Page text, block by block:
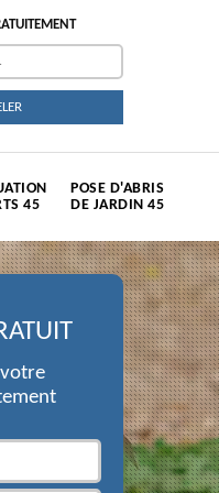
45
POSE D'ABRIS
DE JARDIN 45